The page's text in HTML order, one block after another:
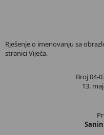
Rješenje o imenovanju sa
stranici Vijeća.
Broj 04-
13.